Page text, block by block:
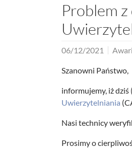
Problem
06/12/2021
Szanowni Państwo,
informujemy, iż dziś
Uwierzytelniania
Nasi technicy
Prosimy o